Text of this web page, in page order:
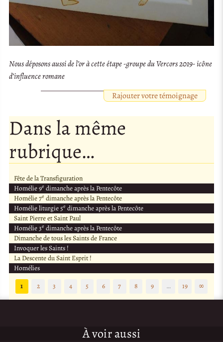
Nous déposons aussi de l’or à cette étape -groupe du Vercors 2019- icône
d’influence romane
Rajouter votre témoignage
Dans la même
rubrique…
Fête de la Transfiguration
Homélie 9e dimanche après la Pentecôte
Homélie 7e dimanche après la Pentecôte
Homélie liturgie 5e dimanche après la Pentecôte
Saint Pierre et Saint Paul
Homélie 3e dimanche après la Pentecôte
Dimanche de tous les Saints de France
Invoquer les Saints !
La Descente du Saint Esprit !
Homélies
1
2 3 4 5 6 7 8 9 … 19 ∞
À voir aussi